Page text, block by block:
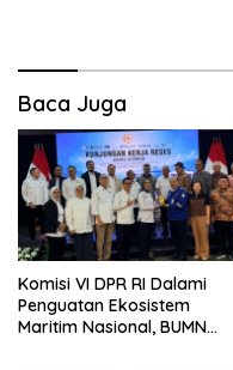
Baca Juga
Komisi VI DPR RI Dalami
Penguatan Ekosistem
Maritim Nasional, BUMN